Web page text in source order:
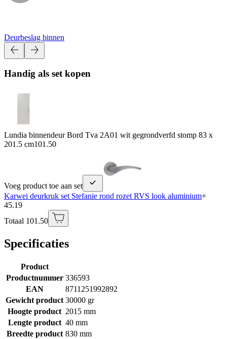
Deurbeslag binnen
Handig als set kopen
Lundia binnendeur Bord Tva 2A01 wit gegrondverfd stomp 83 x
201.5 cm101.50
Voeg product toe aan set
Karwei deurkruk set Stefanie rond rozet RVS look aluminium+
45.19
Totaal 101.50
Specificaties
Product
Productnummer 336593
EAN
8711251992892
Gewicht product 30000 gr
Hoogte product 2015 mm
Lengte product 40 mm
Breedte product 830 mm